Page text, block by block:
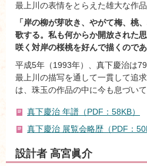
最上川の表情をとらえた雄大な作
「岸の柳が芽吹き、やがて梅、桃
歌する。私も何からか開放された
咲く対岸の桜桃を好んで描くのであ
平成5年（1993年）、真下慶治は
最上川の描写を通して一貫して追
は、珠玉の作品の中に今も息づいて
真下慶治 年譜（PDF：58KB）
真下慶治 展覧会略歴（PDF：
設計者 高宮眞介